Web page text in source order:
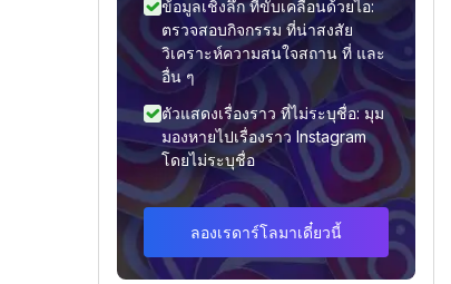
ข้อมูลเชิงลึก ที่ขับเคลื่อนด้วยไอ:
ตรวจสอบกิจกรรม ที่น่าสงสัย
วิเคราะห์ความสนใจสถาน ที่ และ
อื่น ๆ
ตัวแสดงเรื่องราว ที่ไม่ระบุชื่อ: มุม
มองหายไปเรื่องราว Instagram
โดยไม่ระบุชื่อ
ลองเรดาร์โลมาเดี๋ยวนี้